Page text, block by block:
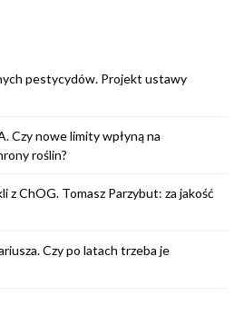
pestycydów. Projekt ustawy
Czy nowe limity wpłyną na
roślin?
z ChOG. Tomasz Parzybut: za jakość
Czy po latach trzeba je